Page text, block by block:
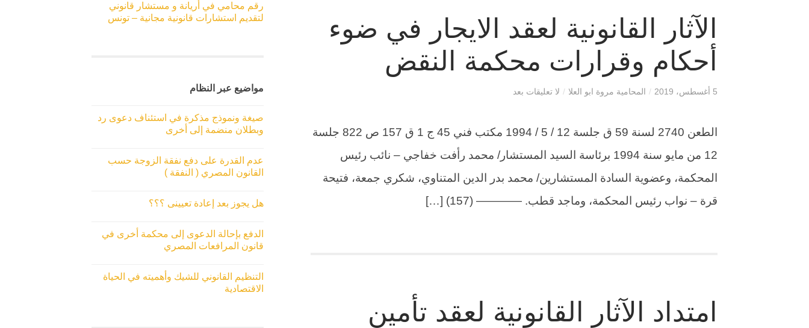
الآثار القانونية لعقد الايجار في ضوء
أحكام وقرارات محكمة النقض
5 أغسطس، 2019 / المحامية مروة ابو العلا / لا تعليقات بعد
الطعن 2740 لسنة 59 ق جلسة 12 / 5 / 1994 مكتب فني 45 ج 1 ق 157 ص 822 جلسة
12 من مايو سنة 1994 برئاسة السيد المستشار/ محمد رأفت خفاجي – نائب رئيس
المحكمة، وعضوية السادة المستشارين/ محمد بدر الدين المتناوي، شكري جمعة، فتيحة
قرة – نواب رئيس المحكمة، وماجد قطب. ———— (157) […]
امتداد الآثار القانونية لعقد تأمين
رقم محامي في أريانة و مستشار قانوني
لتقديم استشارات قانونية مجانية – تونس
مواضيع عبر النظام
صيغة ونموذج مذكرة في استئناف دعوى رد
وبطلان منضمة إلى أخرى
عدم القدرة على دفع نفقة الزوجة حسب
القانون المصري ( النفقة )
هل يجوز بعد إعادة تعيينى ؟؟؟
الدفع بإحالة الدعوى إلى محكمة أخرى في
قانون المرافعات المصري
التنظيم القانوني للشيك وأهميته في الحياة
الاقتصادية